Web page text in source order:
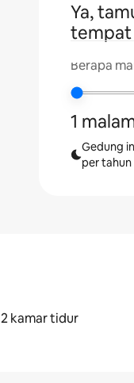
Ya,
tempat
Berapa
1
Gedung
per tahun
2 kamar tidur